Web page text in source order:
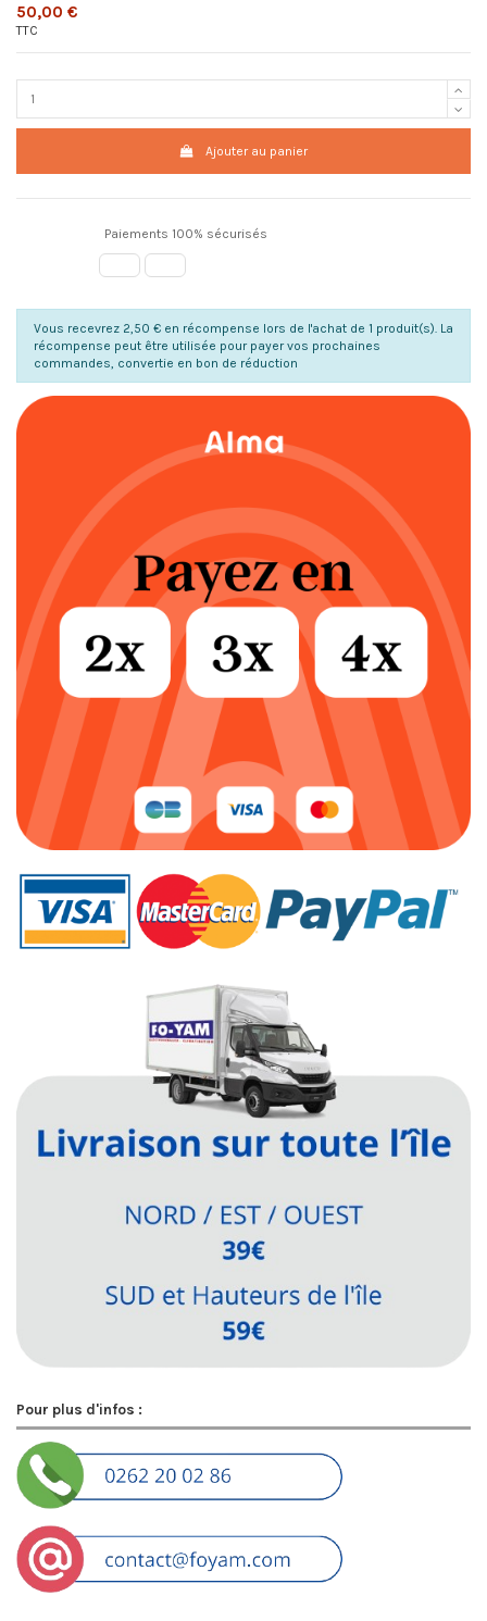
50,00 €
TTC
Ajouter au panier
Paiements 100% sécurisés
Vous recevrez 2,50 € en récompense lors de l'achat de 1 produit(s). La
récompense peut être utilisée pour payer vos prochaines
commandes, convertie en bon de réduction
Pour plus d'infos :